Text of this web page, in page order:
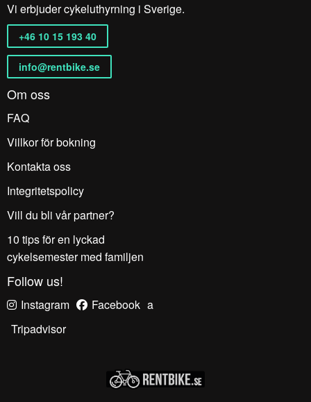
Vi erbjuder cykeluthyrning i Sverige.
+46 10 15 193 40
info@rentbike.se
Om oss
FAQ
Villkor för bokning
Kontakta oss
Integritetspolicy
Vill du bli vår partner?
10 tips för en lyckad
cykelsemester med familjen
Follow us!
Instagram Facebook a
Tripadvisor